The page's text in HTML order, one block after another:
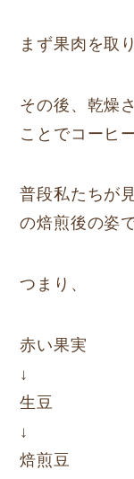
まず果肉を取
その後、乾燥
ことでコーヒ
普段私たちが
の焙煎後の姿
つまり、
赤い果実
↓
生豆
↓
焙煎豆